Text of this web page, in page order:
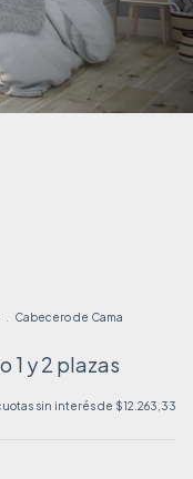
Cabecero de Cama
1 y 2 plazas
sin interés de $12.263,33